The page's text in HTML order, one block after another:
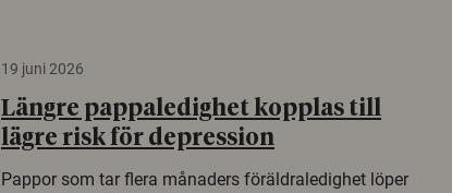
19 juni 2026
Längre pappaledighet kopplas till
lägre risk för depression
Pappor som tar flera månaders föräldraledighet löper